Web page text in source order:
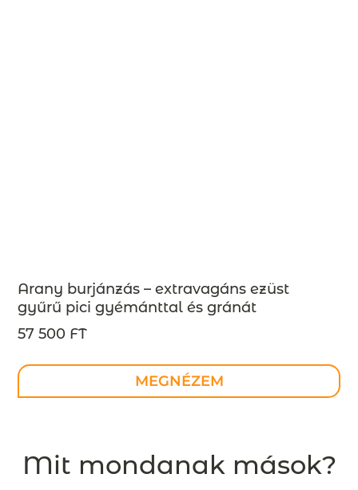
Arany burjánzás – extravagáns ezüst
gyűrű pici gyémánttal és gránát
kövekkel- design ékszer –
MEGRENDELÉSRE
57 500 FT
MEGNÉZEM
Mit mondanak mások?